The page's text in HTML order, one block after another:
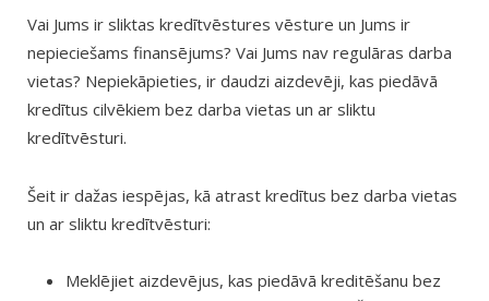
Vai Jums ir sliktas kredītvēstures vēsture un Jums ir
nepieciešams finansējums? Vai Jums nav regulāras darba
vietas? Nepiekāpieties, ir daudzi aizdevēji, kas piedāvā
kredītus cilvēkiem bez darba vietas un ar sliktu
kredītvēsturi.
Šeit ir dažas iespējas, kā atrast kredītus bez darba vietas
un ar sliktu kredītvēsturi:
Meklējiet aizdevējus, kas piedāvā kreditēšanu bez